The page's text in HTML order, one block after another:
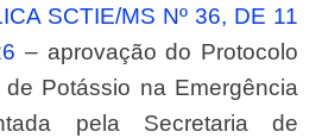
– aprovação do Protocolo
Potássio na Emergência
pela Secretaria de